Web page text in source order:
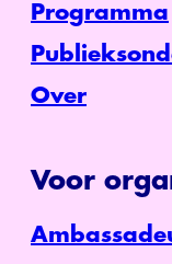
Programma
Over
Voor